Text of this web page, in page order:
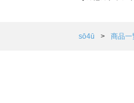
Samansa Mos2
sō4ū 商品一